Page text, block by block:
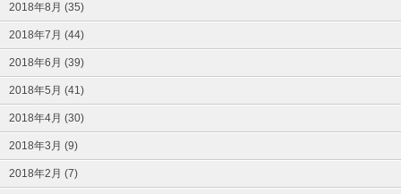
2018年8月 (35)
2018年7月 (44)
2018年6月 (39)
2018年5月 (41)
2018年4月 (30)
2018年3月 (9)
2018年2月 (7)